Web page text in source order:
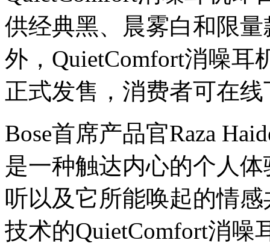
供经典黑、晨雾白和限
外，QuietComfort消噪耳
正式发售，消费者可在
Bose首席产品官Raza
是一种触达内心的个人
听以及它所能唤起的情
技术的QuietComfort消噪